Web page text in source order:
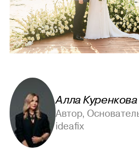
Алла Куренкова
Автор,
ideafix